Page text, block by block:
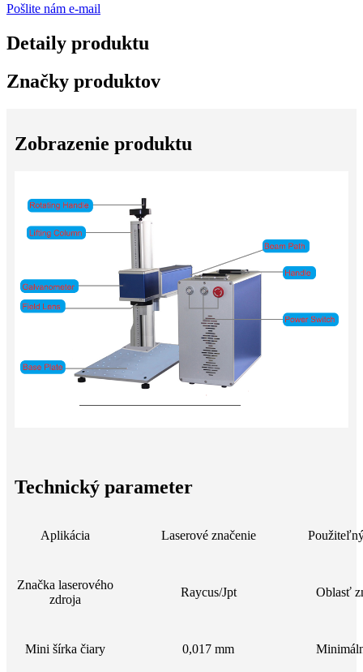
Pošlite nám e-mail
Detaily produktu
Značky produktov
Zobrazenie produktu
Technický parameter
Aplikácia Laserové značenie
Značka laserového
zdroja
Raycus/Jpt Oblasť
Mini šírka čiary 0,017 mm